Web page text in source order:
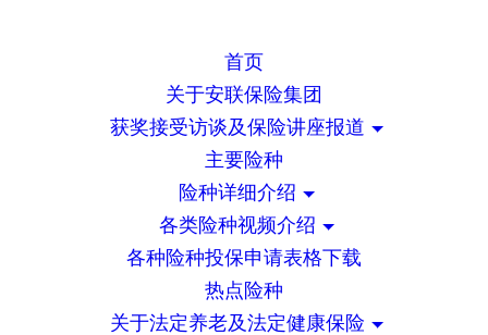
首页
关于安联保险集团
获奖接受访谈及保险讲座报道
主要险种
险种详细介绍
各类险种视频介绍
各种险种投保申请表格下载
热点险种
关于法定养老及法定健康保险